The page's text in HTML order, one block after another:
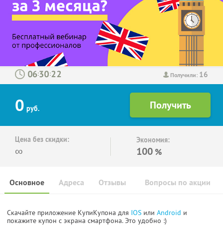
Получили: 16
: :
0 руб.
Цена без скидки:
∞
Экономия:
100 %
Основное Отзывы Вопросы по акции
Адреса
Скачайте приложение КупиКупона для IOS или Android и
покажите купон с экрана смартфона. Это удобно :)